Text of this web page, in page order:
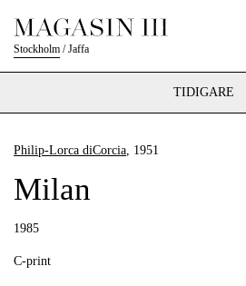
Stockholm /Jaffa
TIDIGARE
Philip-Lorca diCorcia, 1951
Milan
1985
C-print